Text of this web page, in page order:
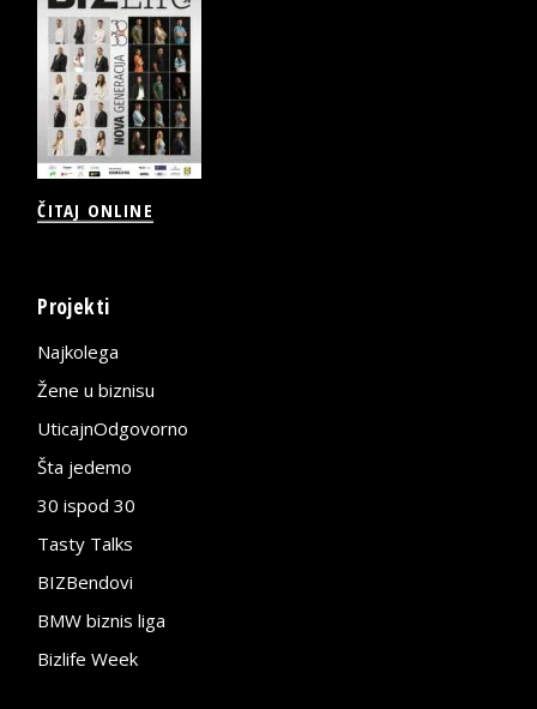
ČITAJ ONLINE
Projekti
Najkolega
Žene u biznisu
UticajnOdgovorno
Šta jedemo
30 ispod 30
Tasty Talks
BIZBendovi
BMW biznis liga
Bizlife Week